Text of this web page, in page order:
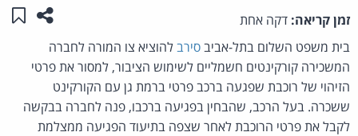
זמן קריאה: דקה אחת שתפו
בית משפט השלום בתל-אביבסירבלהוציא צו המורה לחברה
המשכירה קורקינטים חשמליים לשימוש הציבור, למסור את פרטי
הזיהוי של רוכבת שפגעה ברכב פרטי ברמת גן עם הקורקינט
ששכרה. בעל הרכב, שהבחין בפגיעה ברכבו, פנה לחברה בבקשה
לקבל את פרטי הרוכבת לאחר שצפה בתיעוד הפגיעה ממצלמת